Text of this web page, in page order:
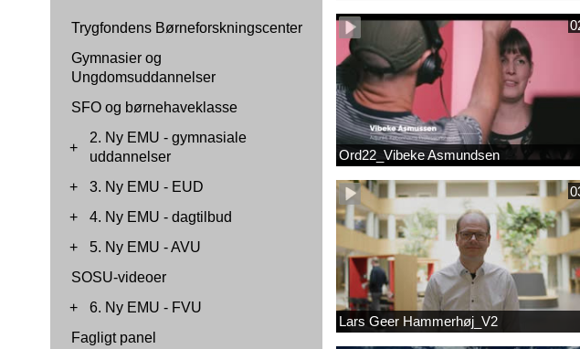
Trygfondens Børneforskningscenter
Gymnasier og
Ungdomsuddannelser
SFO og børnehaveklasse
+
2. Ny EMU - gymnasiale
uddannelser
+
3. Ny EMU - EUD
+
4. Ny EMU - dagtilbud
+
5. Ny EMU - AVU
SOSU-videoer
+
6. Ny EMU - FVU
Fagligt panel
Ord22_Vibeke Asmundsen
Lars Geer Hammerhøj_V2